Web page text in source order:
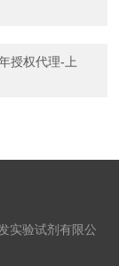
授权代理-上
实验试剂有限公